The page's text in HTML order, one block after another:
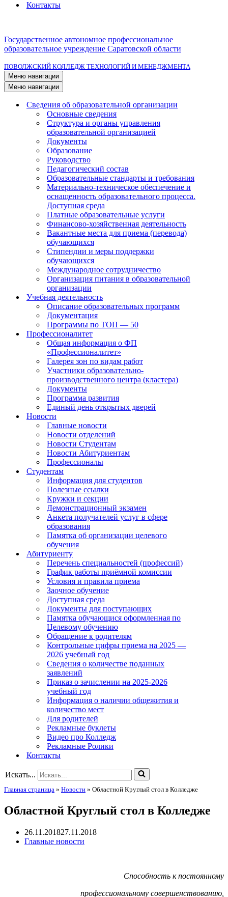
Контакты
Государственное автономное профессиональное
образовательное учреждение Саратовской области
ПОВОЛЖСКИЙ КОЛЛЕДЖ ТЕХНОЛОГИЙ И МЕНЕДЖМЕНТА
Меню навигации
Меню навигации
Сведения об образовательной организации
Основные сведения
Структура и органы управления
образовательной организацией
Документы
Образование
Руководство
Педагогический состав
Образовательные стандарты и требования
Материально-техническое обеспечение и
оснащенность образовательного процесса.
Доступная среда
Платные образовательные услуги
Финансово-хозяйственная деятельность
Вакантные места для приема (перевода)
обучающихся
Стипендии и меры поддержки
обучающихся
Международное сотрудничество
Организация питания в образовательной
организации
Учебная деятельность
Описание образовательных программ
Документация
Программы по ТОП — 50
Профессионалитет
Общая информация о ФП
«Профессионалитет»
Галерея зон по видам работ
Участники образовательно-
производственного центра (кластера)
Документы
Программа развития
Единый день открытых дверей
Новости
Главные новости
Новости отделений
Новости Студентам
Новости Абитуриентам
Профессионалы
Студентам
Информация для студентов
Полезные ссылки
Кружки и секции
Демонстрационный экзамен
Анкета получателей услуг в сфере
образования
Памятка об организации целевого
обучения
Абитуриенту
Перечень специальностей (профессий)
График работы приёмной комиссии
Условия и правила приема
Заочное обучение
Доступная среда
Документы для поступающих
Памятка обучающися оформленная по
Целевому обучению
Обращение к родителям
Контрольные цифры приема на 2025 —
2026 учебный год
Сведения о количестве поданных
заявлений
Приказ о зачислении на 2025-2026
учебный год
Информация о наличии общежития и
количество мест
Для родителей
Рекламные буклеты
Видео про Колледж
Рекламные Ролики
Контакты
Искать...
Главная страница » Новости » Областной Круглый стол в Колледже
Областной Круглый стол в Колледже
26.11.201827.11.2018
Главные новости
Способность к постоянному
профессиональному совершенствованию,